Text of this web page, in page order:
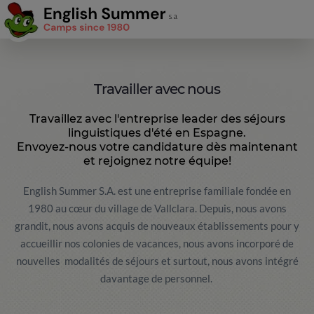
Travailler avec nous
Travaillez avec l'entreprise leader des séjours
linguistiques d'été en Espagne.
Envoyez-nous votre candidature dès maintenant
et rejoignez notre équipe!
English Summer S.A. est une entreprise familiale fondée en
1980 au cœur du village de Vallclara. Depuis, nous avons
grandit, nous avons acquis de nouveaux établissements pour y
accueillir nos colonies de vacances, nous avons incorporé de
nouvelles modalités de séjours et surtout, nous avons intégré
davantage de personnel.